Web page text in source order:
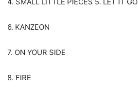
6. KANZEON
7. ON YOUR SIDE
8. FIRE